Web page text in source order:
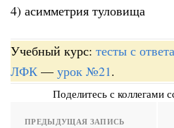
4) асимметрия туловища
Учебный курс: тесты с
ЛФК — урок №21.
Поделитесь с коллегами
ПРЕДЫДУЩАЯ ЗАПИСЬ